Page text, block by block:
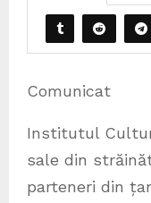
Comunicat
Institutul
sale din
parteneri din